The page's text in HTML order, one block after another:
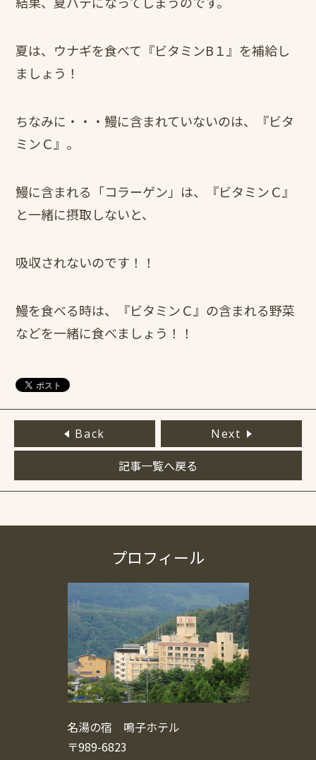
夏は、ウナギを食べて『ビタミンB１』を補給し
ましょう！
ちなみに・・・鰻に含まれていないのは、『ビタ
ミンＣ』。
鰻に含まれる「コラーゲン」は、『ビタミンＣ』
と一緒に摂取しないと、
吸収されないのです！！
鰻を食べる時は、『ビタミンＣ』の含まれる野菜
などを一緒に食べましょう！！
Back Next
記事一覧へ戻る
プロフィール
名湯の宿 鳴子ホテル
〒989-6823